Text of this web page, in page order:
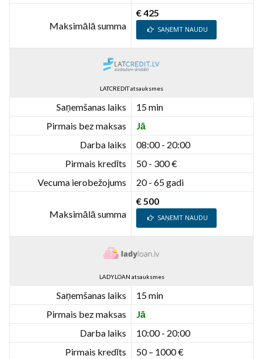
Maksimālā summa
€ 425
SAŅEMT NAUDU
LATCREDIT atsauksmes
Saņemšanas laiks
15 min
Pirmais bez maksas
Jā
Darba laiks
08:00 - 20:00
Pirmais kredīts
50 - 300 €
Vecuma ierobežojums
20 - 65 gadi
Maksimālā summa
€ 500
SAŅEMT NAUDU
LADYLOAN atsauksmes
Saņemšanas laiks
15 min
Pirmais bez maksas
Jā
Darba laiks
10:00 - 20:00
Pirmais kredīts
50 – 1000 €